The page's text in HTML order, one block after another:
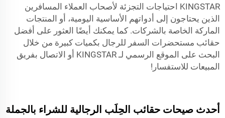
KINGSTAR احتياجات التجزئة لأصحاب العملاء المسافرين
الذين يحتاجون إلى أدواتهم الأساسية اليومية، أو المنتجات
الماركة الخاصة بالشركات. كما يمكنك أيضًا العثور على أفضل
حقائب مستحضرات السفر للرجال بكميات كبيرة من خلال
البحث على الموقع الرسمي لـ KINGSTAR أو الاتصال بفريق
المبيعات للاستفسار!
أحدث صيحات حقائب الحِلَب الرجالية للشراء بالجملة